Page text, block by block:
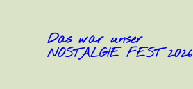
Das war unser
NOSTALGIE FEST 2026